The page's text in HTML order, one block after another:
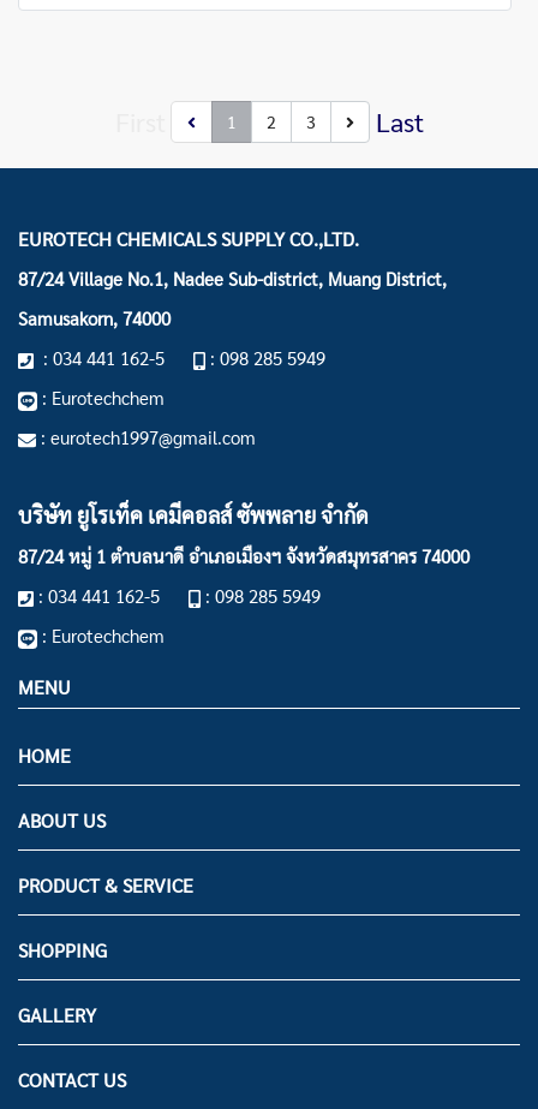
1 2 3 Last
EUROTECH CHEMICALS SUPPLY CO.,LTD.
87/24 Village No.1, Nadee Sub-district, Muang District,
Samusakorn, 74000
: 034 441 162-5 : 098 285 5949
: Eurotechchem
: eurotech1997@gmail.com
บริษัท ยูโรเท็ค เคมีคอลส์ ซัพพลาย จำกัด
87/24 หมู่ 1 ตำบลนาดี อำเภอเมืองฯ จังหวัดสมุทรสาคร 74000
: 034 441 162-5 : 098 285 5949
: Eurotechchem
MENU
HOME
ABOUT US
PRODUCT & SERVICE
SHOPPING
GALLERY
CONTACT US